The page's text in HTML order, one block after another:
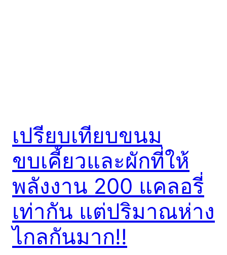
เปรียบเทียบขนม
ขบเคี้ยวและผักที่ให้
พลังงาน 200 แคลอรี่
เท่ากัน แต่ปริมาณห่าง
ไกลกันมาก!!